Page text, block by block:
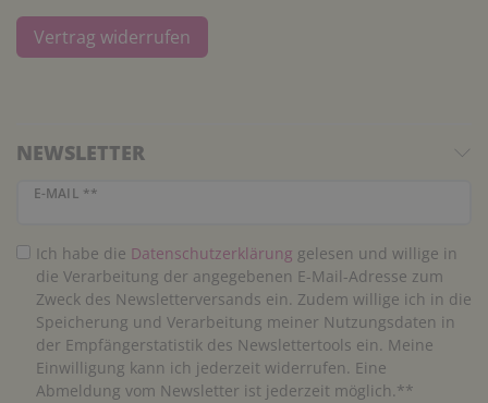
Vertrag widerrufen
NEWSLETTER
E-MAIL **
Newsletter Honig
Ich habe die Daten­schutz­erklärung gelesen und willige in
die Verarbeitung der angegebenen E-Mail-Adresse zum
Zweck des Newsletterversands ein. Zudem willige ich in die
Speicherung und Verarbeitung meiner Nutzungsdaten in
der Empfängerstatistik des Newslettertools ein. Meine
Einwilligung kann ich jederzeit widerrufen. Eine
Abmeldung vom Newsletter ist jederzeit möglich.**